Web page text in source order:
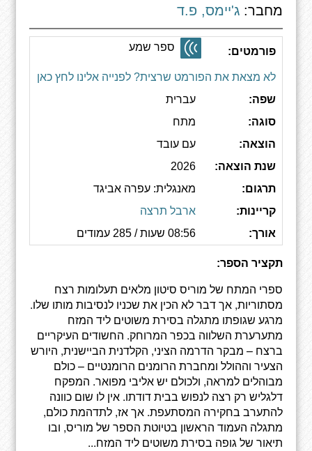
מחבר:ג'יימס, פ.ד
פורמטים: ספר שמע
לא מצאת את הפורמט שרצית? לפנייה אלינו לחץ כאן
שפה:
עברית
סוגה:
מתח
הוצאה:
עם עובד
שנת הוצאה:
2026
תרגום:
מאנגלית: עפרה אביגד
קריינות:
ארבל תרצה
אורך:
08:56 שעות / 285 עמודים
תקציר הספר:
ספרי המתח של מוריס סיטון מלאים תעלומות רצח
מסתוריות, אך דבר לא הכין את שכניו לנסיבות מותו שלו.
מרגע שגופתו מתגלה בסירת משוטים ליד המזח
מתערערת השלווה בכפר המרוחק. החשודים העיקריים
ברצח – מבקר הדרמה הציני, הקלדנית הביישנית, היורש
הצעיר וההולל ומחברת הרומנים הרומנטיים – כולם
מבוהלים למראה, ולכולם יש אליבי מפואר. המפקח
דלגליש רק רצה לנפוש בבית דודתו. אין לו שום כוונה
להתערב בחקירה המסתעפת. אך אז, לתדהמת כולם,
מתגלה העמוד הראשון בטיוטת הספר של מוריס, ובו
תיאור של גופה בסירת משוטים ליד המזח...